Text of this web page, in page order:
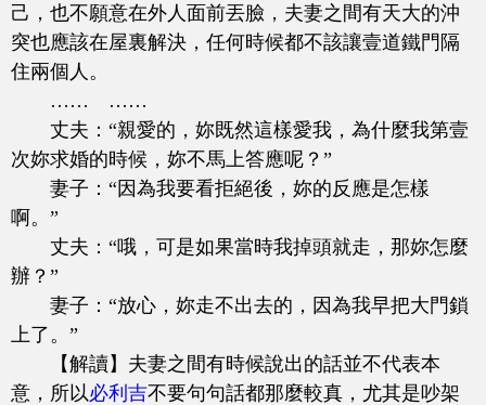
己，也不願意在外人面前丟臉，夫妻之間有天大的沖
突也應該在屋裏解決，任何時候都不該讓壹道鐵門隔
住兩個人。
…… ……
丈夫：“親愛的，妳既然這樣愛我，為什麼我第壹
次妳求婚的時候，妳不馬上答應呢？”
妻子：“因為我要看拒絕後，妳的反應是怎樣
啊。”
丈夫：“哦，可是如果當時我掉頭就走，那妳怎麼
辦？”
妻子：“放心，妳走不出去的，因為我早把大門鎖
上了。”
【解讀】夫妻之間有時候說出的話並不代表本
意，所以必利吉不要句句話都那麼較真，尤其是吵架